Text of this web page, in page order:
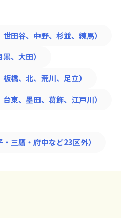
田谷、中野、杉並、練馬）
、大田）
橋、北、荒川、足立）
東、墨田、葛飾、江戸川）
三鷹・府中など23区外）